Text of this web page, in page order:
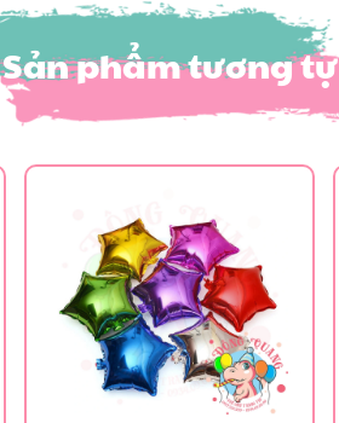
Sản phẩm tương tự